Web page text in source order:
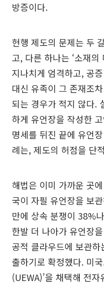
방증이다.
현행 제도의 문제는 두
고, 다른 하나는 ‘소재의
지나치게 엄격하고, 공
대신 유족이 그 존재조
되는 경우가 적지 않다.
하게 유언장을 작성한
명세를 뒤진 끝에 유언
례는, 제도의 허점을 단
해법은 이미 가까운 곳
국이 자필 유언장을 보
만에 상속 분쟁이 38%
한발 더 나아가 유언장
공적 클라우드에 보관
출하기로 확정했다. 미
(UEWA)’을 채택해 전